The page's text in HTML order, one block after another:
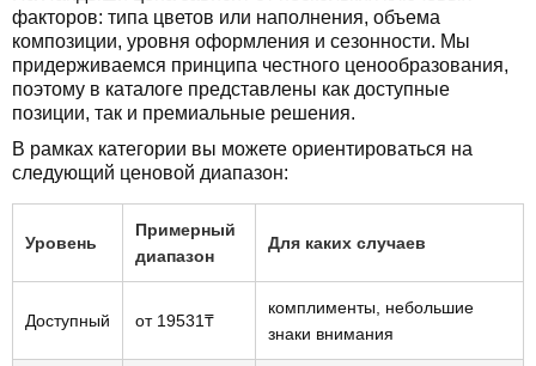
факторов: типа цветов или наполнения, объема
композиции, уровня оформления и сезонности. Мы
придерживаемся принципа честного ценообразования,
поэтому в каталоге представлены как доступные
позиции, так и премиальные решения.
В рамках категории вы можете ориентироваться на
следующий ценовой диапазон:
Уровень
Примерный
диапазон
Для каких случаев
Доступный от 19531₸
комплименты, небольшие
знаки внимания